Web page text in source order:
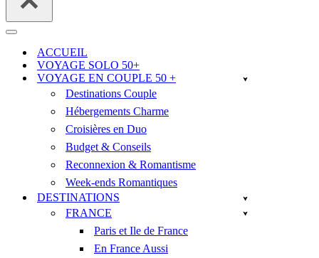
Menu
navigationACCUEIL
VOYAGE SOLO 50+
VOYAGE EN COUPLE 50 +
Destinations Couple
Hébergements Charme
Croisières en Duo
Budget & Conseils
Reconnexion & Romantisme
Week-ends Romantiques
DESTINATIONS
FRANCE
Paris et Ile de France
En France Aussi